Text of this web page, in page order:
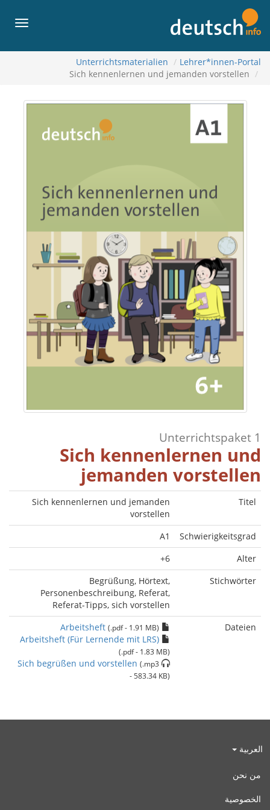
المحتويات
Lehrer*innen-Portal
Unterrichtsmaterialien
Sich kennenlernen und jemanden vorstellen
Unterrichtspaket 1
Sich kennenlernen und
jemanden vorstellen
Titel
Sich kennenlernen und jemanden
vorstellen
Schwierigkeitsgrad
A1
Alter
6+
Stichwörter
Begrüßung, Hörtext,
Personenbeschreibung, Referat,
Referat-Tipps, sich vorstellen
Dateien
Arbeitsheft (.pdf - 1.91 MB)
Arbeitsheft (Für Lernende mit LRS)
(.pdf - 1.83 MB)
Sich begrüßen und vorstellen (.mp3
- 583.34 KB)
العربية
من نحن
الخصوصية